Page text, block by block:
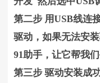
第二步 用USB线连
驱动，如果无法安
91助手，让它帮我
第三步 驱动安装成